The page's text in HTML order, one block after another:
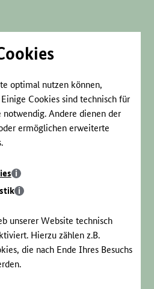
optimal nutzen können,
Cookies sind technisch für
Andere dienen der
ermöglichen erweiterte
unserer Website technisch
Hierzu zählen z.B.
die nach Ende Ihres Besuchs